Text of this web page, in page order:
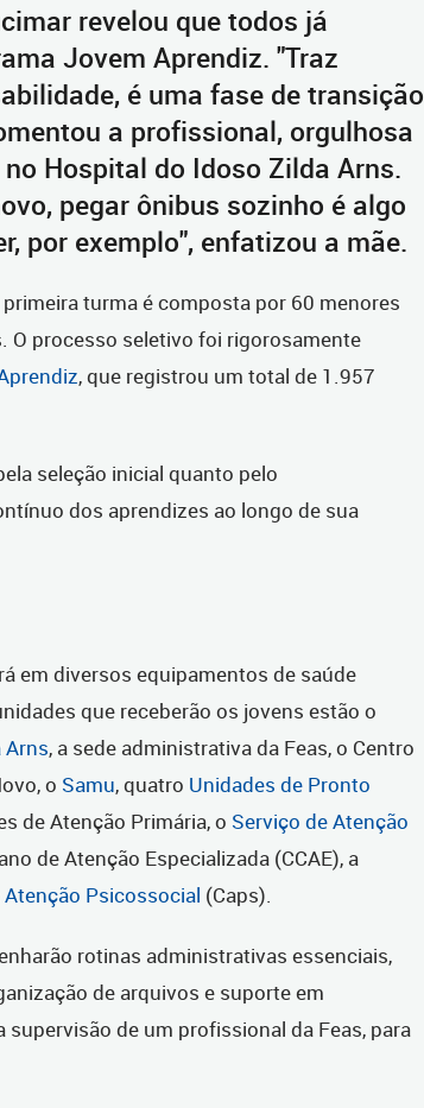
revelou que todos já
Jovem Aprendiz. "Traz
é uma fase de transição
a profissional, orgulhosa
Hospital do Idoso Zilda Arns.
pegar ônibus sozinho é algo
por exemplo", enfatizou a mãe.
turma é composta por 60 menores
O processo seletivo foi rigorosamente
, que registrou um total de 1.957
seleção inicial quanto pelo
dos aprendizes ao longo de sua
em diversos equipamentos de saúde
que receberão os jovens estão o
, a sede administrativa da Feas, o Centro
o Samu, quatro Unidades de Pronto
de Atenção Primária, o Serviço de Atenção
de Atenção Especializada (CCAE), a
Psicossocial (Caps).
rotinas administrativas essenciais,
de arquivos e suporte em
de um profissional da Feas, para